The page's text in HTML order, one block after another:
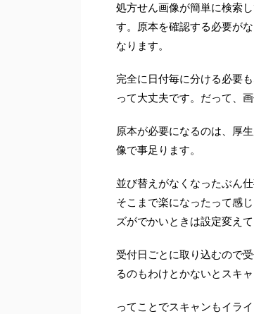
処方せん画像が簡単に検索
す。原本を確認する必要が
なります。
完全に日付毎に分ける必要
って大丈夫です。だって、
原本が必要になるのは、厚
像で事足ります。
並び替えがなくなったぶん
そこまで楽になったって感
ズがでかいときは設定変え
受付日ごとに取り込むので
るのもわけとかないとスキ
ってことでスキャンもイラ